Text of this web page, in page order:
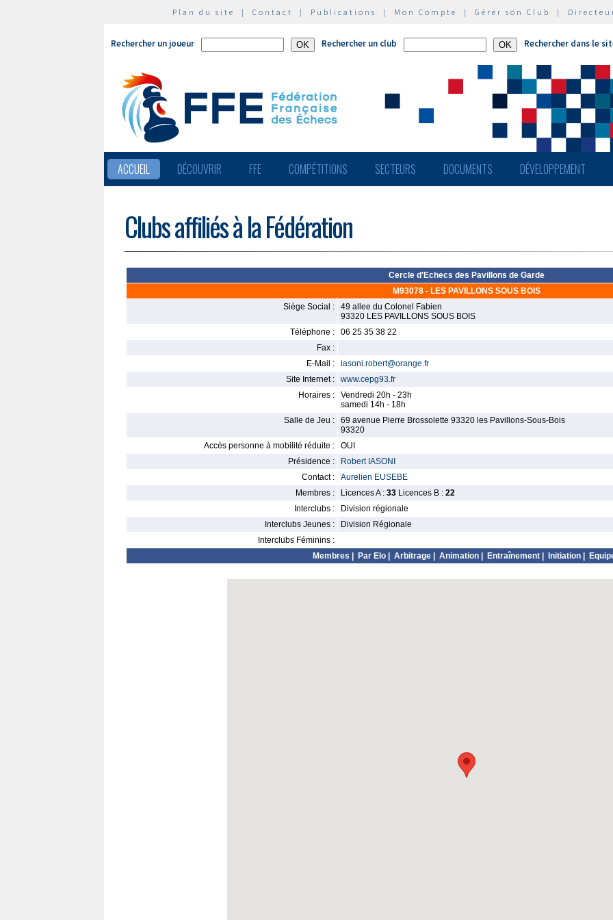
Plan du site | Contact | Publications | Mon Compte | Gérer son Club |
Rechercher un joueur Rechercher un club Rechercher dans le
ACCUEIL DÉCOUVRIR FFE COMPÉTITIONS SECTEURS DOCUMENTS DÉVELOPPEMENT
Clubs affiliés à la Fédération
Cercle d'Echecs des Pavillons de Garde
M93078 - LES PAVILLONS SOUS BOIS
Siège Social :
49 allee du Colonel Fabien
93320 LES PAVILLONS SOUS BOIS
Téléphone :
06 25 35 38 22
Fax :
E-Mail :
iasoni.robert@orange.fr
Site Internet :
www.cepg93.fr
Horaires :
Vendredi 20h - 23h
samedi 14h - 18h
Salle de Jeu :
69 avenue Pierre Brossolette 93320 les Pavillons-Sous-Bois
93320
Accès personne à mobilité réduite :
OUI
Présidence :
Robert IASONI
Contact :
Aurelien EUSEBE
Membres :
Licences A : 33 Licences B : 22
Interclubs :
Division régionale
Interclubs Jeunes :
Division Régionale
Interclubs Féminins :
Membres
Par Elo Arbitrage Animation Entraînement Initiation